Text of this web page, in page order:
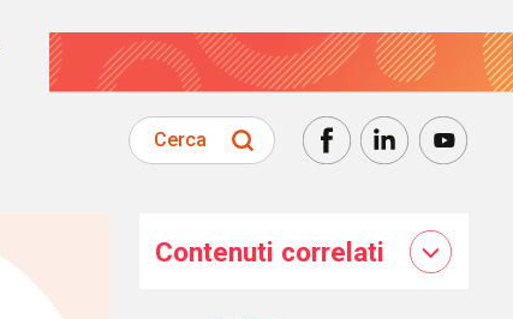
Cerca
Contenuti correlati